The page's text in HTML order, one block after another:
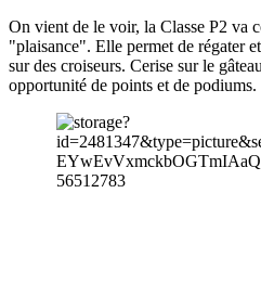
On vient de le voir, la Classe P2 va
"plaisance". Elle permet de régater
sur des croiseurs. Cerise sur le
opportunité de points et de podiums.